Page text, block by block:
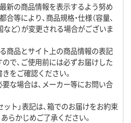
新の商品情報を表示するよう努め
等により、商品規格・仕様（容量、
など）が変更される場合がございま
商品とサイト上の商品情報の表記
で、ご使用前には必ずお届けした
をご確認ください。
な場合は、メーカー等にお問い合
ット」表記は、箱でのお届けをお約束
らかじめご了承ください。